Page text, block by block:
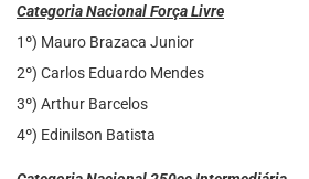
Categoria Nacional Força Livre
1º) Mauro Brazaca Junior
2º) Carlos Eduardo Mendes
3º) Arthur Barcelos
4º) Edinilson Batista